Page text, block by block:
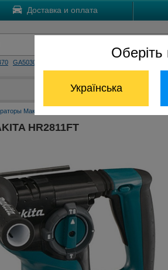
Оберіть
Українська
Доставка и оплата
GA5030
Отдел запчастей:
Макита
HR2811FT